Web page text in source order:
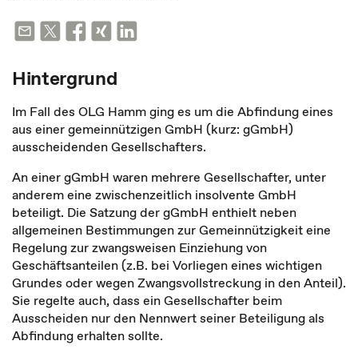
Hintergrund
Im Fall des OLG Hamm ging es um die Abfindung eines
aus einer gemeinnützigen GmbH (kurz: gGmbH)
ausscheidenden Gesellschafters.
An einer gGmbH waren mehrere Gesellschafter, unter
anderem eine zwischenzeitlich insolvente GmbH
beteiligt. Die Satzung der gGmbH enthielt neben
allgemeinen Bestimmungen zur Gemeinnützigkeit eine
Regelung zur zwangsweisen Einziehung von
Geschäftsanteilen (z.B. bei Vorliegen eines wichtigen
Grundes oder wegen Zwangsvollstreckung in den Anteil).
Sie regelte auch, dass ein Gesellschafter beim
Ausscheiden nur den Nennwert seiner Beteiligung als
Abfindung erhalten sollte.